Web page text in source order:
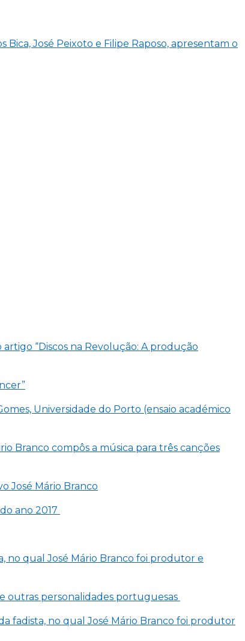
José Peixoto e Filipe Raposo, apresentam o
artigo “Discos na Revolução: A produção
Universidade do Porto (ensaio académico
Branco compôs a música para três canções
José Mário Branco
ano 2017
no qual José Mário Branco foi produtor e
outras personalidades portuguesas
fadista, no qual José Mário Branco foi produtor